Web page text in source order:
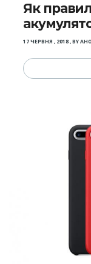
Як
17 ЧЕРВНЯ , 2018,BY